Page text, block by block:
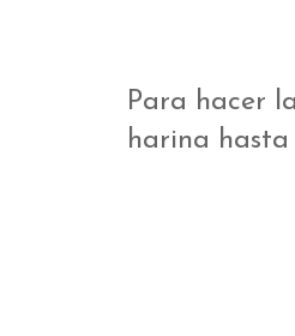
Para hacer
harina